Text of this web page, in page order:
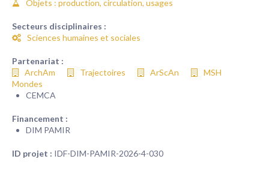
Objets : production, circulation, usages
Secteurs disciplinaires :
Sciences humaines et sociales
Partenariat :
ArchAm
Trajectoires ArScAn
MSH
Mondes
CEMCA
Financement :
DIM PAMIR
ID projet : IDF-DIM-PAMIR-2026-4-030